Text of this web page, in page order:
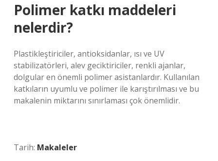
Polimer katkı maddeleri
nelerdir?
Plastikleştiriciler, antioksidanlar, ısı ve UV
stabilizatörleri, alev geciktiriciler, renkli ajanlar,
dolgular en önemli polimer asistanlardır. Kullanılan
katkıların uyumlu ve polimer ile karıştırılması ve bu
makalenin miktarını sınırlaması çok önemlidir.
Tarih: Makaleler